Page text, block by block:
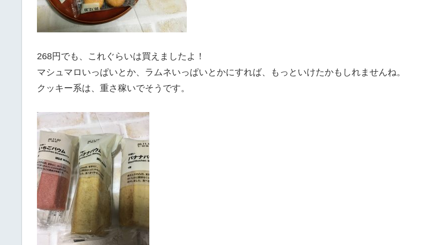
268円でも、これぐらいは買えましたよ！
マシュマロいっぱいとか、ラムネいっぱいとかにすれば、もっといけたかもしれませんね。
クッキー系は、重さ稼いでそうです。